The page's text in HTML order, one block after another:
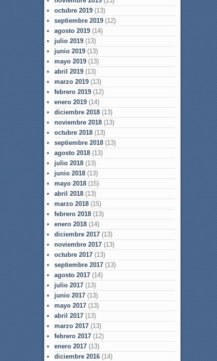
octubre 2019(13)
septiembre 2019(12)
agosto 2019(14)
julio 2019(13)
junio 2019(13)
mayo 2019(13)
abril 2019(13)
marzo 2019(13)
febrero 2019(12)
enero 2019(14)
diciembre 2018(13)
noviembre 2018(13)
octubre 2018(13)
septiembre 2018(13)
agosto 2018(13)
julio 2018(13)
junio 2018(13)
mayo 2018(15)
abril 2018(13)
marzo 2018(15)
febrero 2018(13)
enero 2018(14)
diciembre 2017(13)
noviembre 2017(13)
octubre 2017(13)
septiembre 2017(13)
agosto 2017(14)
julio 2017(13)
junio 2017(13)
mayo 2017(13)
abril 2017(13)
marzo 2017(13)
febrero 2017(12)
enero 2017(13)
diciembre 2016(14)